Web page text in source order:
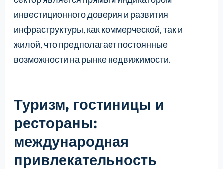
инвестиционного доверия и развития
инфраструктуры, как коммерческой, так и
жилой, что предполагает постоянные
возможности на рынке недвижимости.
Туризм, гостиницы и
рестораны:
международная
привлекательность